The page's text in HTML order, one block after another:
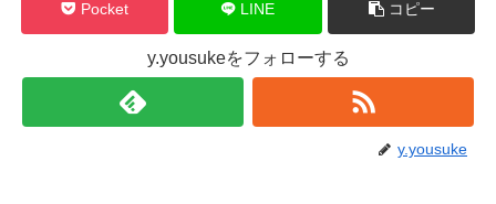
Pocket LINE コピー
y.yousukeをフォローする
y.yousuke